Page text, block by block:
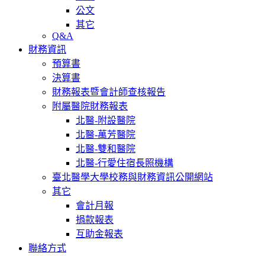
公文
其它
Q&A
財務資訊
預算書
決算書
財務報表暨會計師查核報告
附屬醫院財務報表
北醫-附設醫院
北醫-萬芳醫院
北醫-雙和醫院
北醫-行愛住宿長照機構
臺北醫學大學校務與財務資訊公開網站
其它
會計月報
捐款報表
互助金報表
聯絡方式